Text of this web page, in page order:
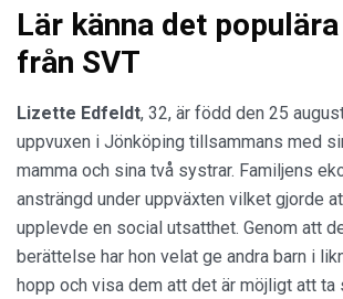
Lär känna det
från SVT
Lizette Edfeldt, 32, är född den 25
uppvuxen i Jönköping tillsammans med
mamma och sina två systrar. Familjens
ansträngd under uppväxten vilket gjorde
upplevde en social utsatthet. Genom att
berättelse har hon velat ge andra barn i
hopp och visa dem att det är möjligt att ta